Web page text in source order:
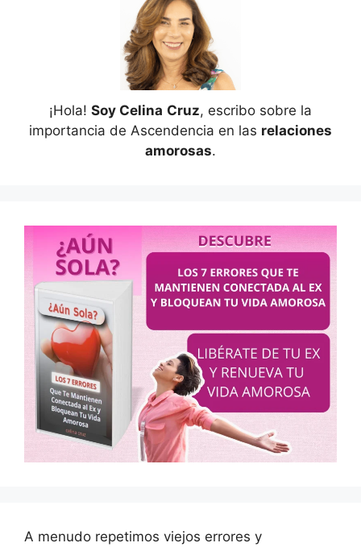
¡Hola! Soy Celina Cruz, escribo sobre la
importancia de Ascendencia en las relaciones
amorosas.
A menudo repetimos viejos errores y